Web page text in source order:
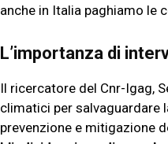
anche in Italia paghiamo le
L’importanza di
Il ricercatore del Cnr-Igag,
climatici per salvaguardare
prevenzione e mitigazione